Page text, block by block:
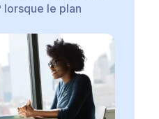
lorsque le plan